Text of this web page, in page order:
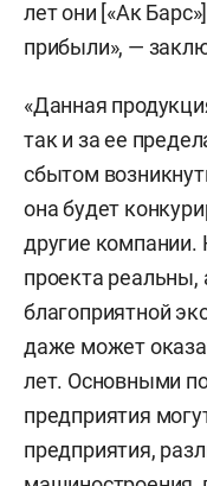
лет они [«Ак
прибыли», —
«Данная
так и за ее
сбытом
она будет
другие
проекта реальны,
благоприятной
даже может
лет. Основными
предприятия
предприятия,